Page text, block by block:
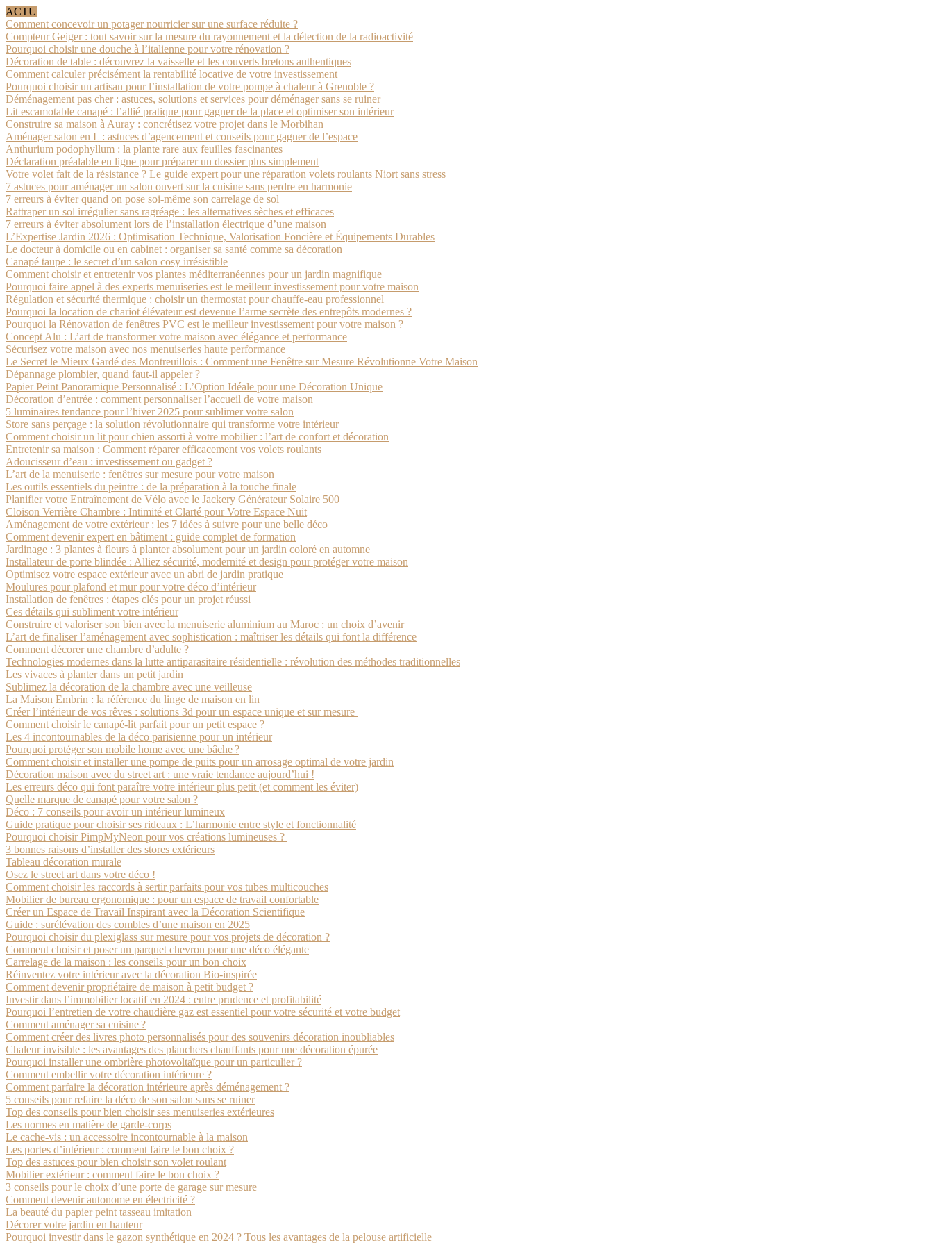
ACTU
Comment concevoir un potager nourricier sur une surface réduite ?
Compteur Geiger : tout savoir sur la mesure du rayonnement et la détection de la radioactivité
Pourquoi choisir une douche à l’italienne pour votre rénovation ?
Décoration de table : découvrez la vaisselle et les couverts bretons authentiques
Comment calculer précisément la rentabilité locative de votre investissement
Pourquoi choisir un artisan pour l’installation de votre pompe à chaleur à Grenoble ?
Déménagement pas cher : astuces, solutions et services pour déménager sans se ruiner
Lit escamotable canapé : l’allié pratique pour gagner de la place et optimiser son intérieur
Construire sa maison à Auray : concrétisez votre projet dans le Morbihan
Aménager salon en L : astuces d’agencement et conseils pour gagner de l’espace
Anthurium podophyllum : la plante rare aux feuilles fascinantes
Déclaration préalable en ligne pour préparer un dossier plus simplement
Votre volet fait de la résistance ? Le guide expert pour une réparation volets roulants Niort sans stress
7 astuces pour aménager un salon ouvert sur la cuisine sans perdre en harmonie
7 erreurs à éviter quand on pose soi-même son carrelage de sol
Rattraper un sol irrégulier sans ragréage : les alternatives sèches et efficaces
7 erreurs à éviter absolument lors de l’installation électrique d’une maison
L’Expertise Jardin 2026 : Optimisation Technique, Valorisation Foncière et Équipements Durables
Le docteur à domicile ou en cabinet : organiser sa santé comme sa décoration
Canapé taupe : le secret d’un salon cosy irrésistible
Comment choisir et entretenir vos plantes méditerranéennes pour un jardin magnifique
Pourquoi faire appel à des experts menuiseries est le meilleur investissement pour votre maison
Régulation et sécurité thermique : choisir un thermostat pour chauffe-eau professionnel
Pourquoi la location de chariot élévateur est devenue l’arme secrète des entrepôts modernes ?
Pourquoi la Rénovation de fenêtres PVC est le meilleur investissement pour votre maison ?
Concept Alu : L’art de transformer votre maison avec élégance et performance
Sécurisez votre maison avec nos menuiseries haute performance
Le Secret le Mieux Gardé des Montreuillois : Comment une Fenêtre sur Mesure Révolutionne Votre Maison
Dépannage plombier, quand faut-il appeler ?
Papier Peint Panoramique Personnalisé : L’Option Idéale pour une Décoration Unique
Décoration d’entrée : comment personnaliser l’accueil de votre maison
5 luminaires tendance pour l’hiver 2025 pour sublimer votre salon
Store sans perçage : la solution révolutionnaire qui transforme votre intérieur
Comment choisir un lit pour chien assorti à votre mobilier : l’art de confort et décoration
Entretenir sa maison : Comment réparer efficacement vos volets roulants
Adoucisseur d’eau : investissement ou gadget ?
L’art de la menuiserie : fenêtres sur mesure pour votre maison
Les outils essentiels du peintre : de la préparation à la touche finale
Planifier votre Entraînement de Vélo avec le Jackery Générateur Solaire 500
Cloison Verrière Chambre : Intimité et Clarté pour Votre Espace Nuit
Aménagement de votre extérieur : les 7 idées à suivre pour une belle déco
Comment devenir expert en bâtiment : guide complet de formation
Jardinage : 3 plantes à fleurs à planter absolument pour un jardin coloré en automne
Installateur de porte blindée : Alliez sécurité, modernité et design pour protéger votre maison
Optimisez votre espace extérieur avec un abri de jardin pratique
Moulures pour plafond et mur pour votre déco d’intérieur
Installation de fenêtres : étapes clés pour un projet réussi
Ces détails qui subliment votre intérieur
Construire et valoriser son bien avec la menuiserie aluminium au Maroc : un choix d’avenir
L’art de finaliser l’aménagement avec sophistication : maîtriser les détails qui font la différence
Comment décorer une chambre d’adulte ?
Technologies modernes dans la lutte antiparasitaire résidentielle : révolution des méthodes traditionnelles
Les vivaces à planter dans un petit jardin
Sublimez la décoration de la chambre avec une veilleuse
La Maison Embrin : la référence du linge de maison en lin
Créer l’intérieur de vos rêves : solutions 3d pour un espace unique et sur mesure
Comment choisir le canapé-lit parfait pour un petit espace ?
Les 4 incontournables de la déco parisienne pour un intérieur
Pourquoi protéger son mobile home avec une bâche ?
Comment choisir et installer une pompe de puits pour un arrosage optimal de votre jardin
Décoration maison avec du street art : une vraie tendance aujourd’hui !
Les erreurs déco qui font paraître votre intérieur plus petit (et comment les éviter)
Quelle marque de canapé pour votre salon ?
Déco : 7 conseils pour avoir un intérieur lumineux
Guide pratique pour choisir ses rideaux : L’harmonie entre style et fonctionnalité
Pourquoi choisir PimpMyNeon pour vos créations lumineuses ?
3 bonnes raisons d’installer des stores extérieurs
Tableau décoration murale
Osez le street art dans votre déco !
Comment choisir les raccords à sertir parfaits pour vos tubes multicouches
Mobilier de bureau ergonomique : pour un espace de travail confortable
Créer un Espace de Travail Inspirant avec la Décoration Scientifique
Guide : surélévation des combles d’une maison en 2025
Pourquoi choisir du plexiglass sur mesure pour vos projets de décoration ?
Comment choisir et poser un parquet chevron pour une déco élégante
Carrelage de la maison : les conseils pour un bon choix
Réinventez votre intérieur avec la décoration Bio-inspirée
Comment devenir propriétaire de maison à petit budget ?
Investir dans l’immobilier locatif en 2024 : entre prudence et profitabilité
Pourquoi l’entretien de votre chaudière gaz est essentiel pour votre sécurité et votre budget
Comment aménager sa cuisine ?
Comment créer des livres photo personnalisés pour des souvenirs décoration inoubliables
Chaleur invisible : les avantages des planchers chauffants pour une décoration épurée
Pourquoi installer une ombrière photovoltaïque pour un particulier ?
Comment embellir votre décoration intérieure ?
Comment parfaire la décoration intérieure après déménagement ?
5 conseils pour refaire la déco de son salon sans se ruiner
Top des conseils pour bien choisir ses menuiseries extérieures
Les normes en matière de garde-corps
Le cache-vis : un accessoire incontournable à la maison
Les portes d’intérieur : comment faire le bon choix ?
Top des astuces pour bien choisir son volet roulant
Mobilier extérieur : comment faire le bon choix ?
3 conseils pour le choix d’une porte de garage sur mesure
Comment devenir autonome en électricité ?
La beauté du papier peint tasseau imitation
Décorer votre jardin en hauteur
Pourquoi investir dans le gazon synthétique en 2024 ? Tous les avantages de la pelouse artificielle